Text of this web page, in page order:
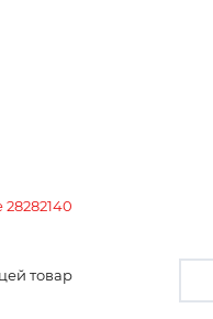
товар